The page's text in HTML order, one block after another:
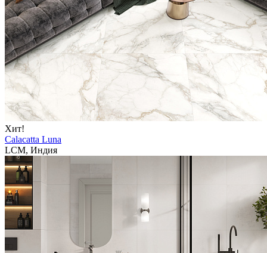
Хит!
Calacatta Luna
LCM, Индия